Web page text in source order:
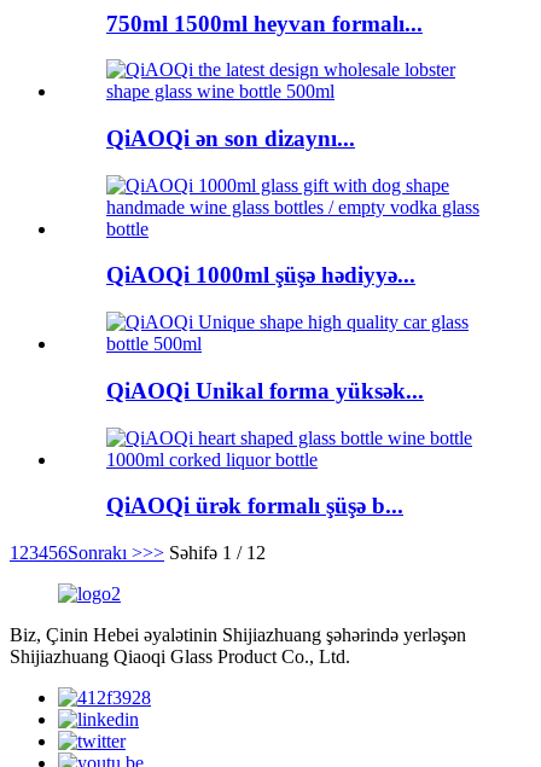
750ml 1500ml heyvan formalı...
QiAOQi ən son dizaynı...
QiAOQi 1000ml şüşə hədiyyə...
QiAOQi Unikal forma yüksək...
QiAOQi ürək formalı şüşə b...
1 23456Sonrakı >>> Səhifə 1 / 12
Biz, Çinin Hebei əyalətinin Shijiazhuang şəhərində yerləşən
Shijiazhuang Qiaoqi Glass Product Co., Ltd.